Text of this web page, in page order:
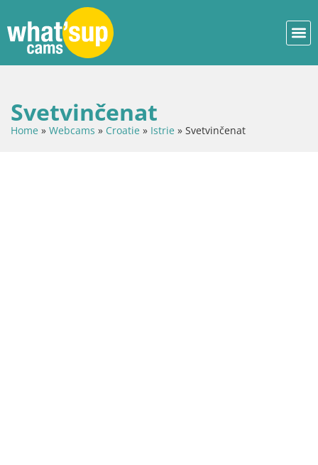
Svetvinčenat
Home » Webcams » Croatie » Istrie » Svetvinčenat